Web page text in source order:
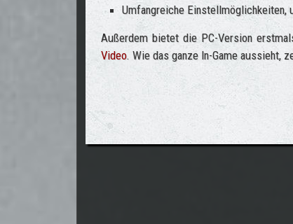
Umfangreiche Einstellmöglichkeiten,
Außerdem bietet die PC-Version
Video. Wie das ganze In-Game aussieht,